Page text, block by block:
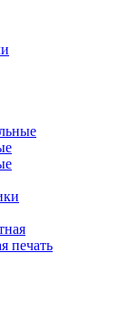
печать